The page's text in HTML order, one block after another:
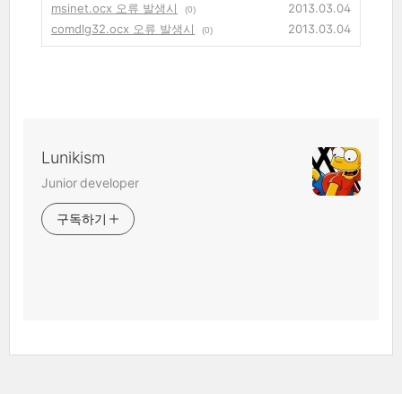
msinet.ocx 오류 발생시
(0)
2013.03.04
comdlg32.ocx 오류 발생시
(0) 2013.03.04
Lunikism
Junior developer
구독하기